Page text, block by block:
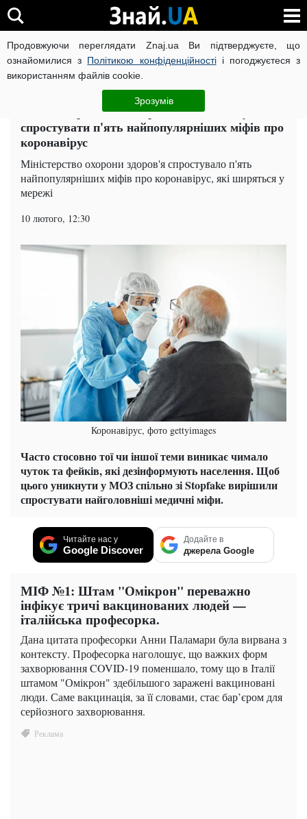
Продовжуючи переглядати Znaj.ua Ви підтверджуєте, що
ознайомилися з Політикою конфіденційностіі погоджуєтеся з
використанням файлів cookie.
Зрозумів
ВІЙНА РОСІЇ ПРОТИ УКРАЇНИ КОРОНАВІРУС В УКРАЇНІ
ЧИТАТЬ НА РУССКОМ
Від "Омікрона" до смерті від вакцини: у МОЗ
спростувати п'ять найпопулярніших міфів про
коронавірус
Міністерство охорони здоров'я спростувало п'ять
найпопулярніших міфів про коронавірус, які ширяться у
мережі
10 лютого, 12:30
Коронавірус, фото gettyimages
Часто стосовно тої чи іншої теми виникає чимало
чуток та фейків, які дезінформують населення. Щоб
цього уникнути у МОЗ спільно зі Stopfake вирішили
спростувати найголовніші медичні міфи.
Читайте нас у
Google Discover
Додайте в
джерела Google
МІФ №1: Штам "Омікрон" переважно
інфікує тричі вакцинованих людей —
італійська професорка.
Дана цитата професорки Анни Паламари була вирвана з
контексту. Професорка наголошує, що важких форм
захворювання COVID-19 поменшало, тому що в Італії
штамом "Омікрон" здебільшого заражені вакциновані
люди. Саме вакцинація, за її словами, стає бар’єром для
серйозного захворювання.